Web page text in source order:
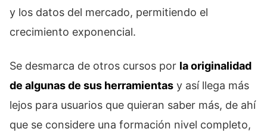
y los datos del mercado, permitiendo el
crecimiento exponencial.
Se desmarca de otros cursos por la originalidad
de algunas de sus herramientas y así llega más
lejos para usuarios que quieran saber más, de ahí
que se considere una formación nivel completo,